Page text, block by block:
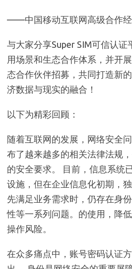
——中国移动互联网高级合作经
与大家分享Super SIM可信认证
用场景和生态合作体系，并开
态合作伙伴招募，共同打造新
济数据与现实的融合！
以下为精彩回顾：
随着互联网的发展，网络安全
布了越来越多的相关法律法规
的安全要求。 目前，信息系统
设施，但在企业信息化初期，
先满足业务需求时，仍存在身
性等一系列问题。的使用，降
操作风险。
在众多痛点中，账号密码认证